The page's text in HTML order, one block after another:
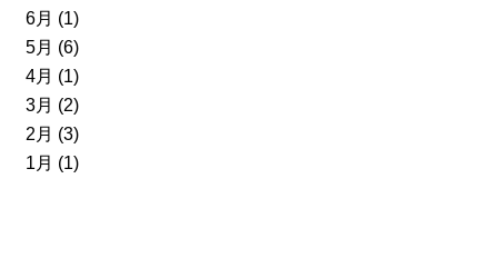
6月 (1)
5月 (6)
4月 (1)
3月 (2)
2月 (3)
1月 (1)